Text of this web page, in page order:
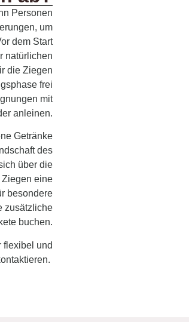
Personen
um
dem Start
natürlichen
die Ziegen
frei
mit
anleinen.
Getränke
des
über die
Ziegen eine
besondere
zusätzliche
buchen.
flexibel und